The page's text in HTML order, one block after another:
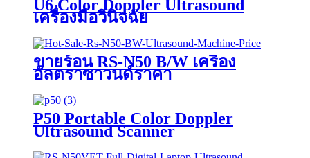
U6 Color Doppler Ultrasound
เครื่องมือวินิจฉัย
ขายร้อน RS-N50 ​​B/W เครื่อง
อัลตราซาวนด์ราคา
P50 Portable Color Doppler
Ultrasound Scanner